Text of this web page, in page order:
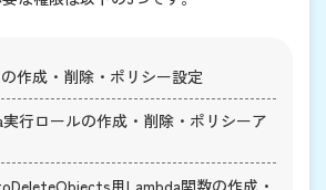
の作成・削除・ポリシー設定
実行ロールの作成・削除・ポリシーア
用Lambda関数の作成・